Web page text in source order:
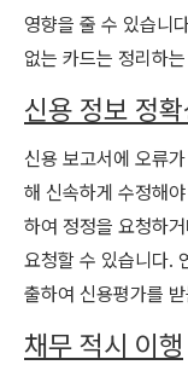
영향을 줄 수 있습니
없는 카드는 정리하
신용 정보 정
신용 보고서에 오류
해 신속하게 수정해
하여 정정을 요청하
요청할 수 있습니다.
출하여 신용평가를
채무 적시 이행